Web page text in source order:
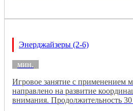
Энерджайзеры (2-6)
мин.
Игровое занятие с применением
направлено на развитие
внимания. Продолжительность